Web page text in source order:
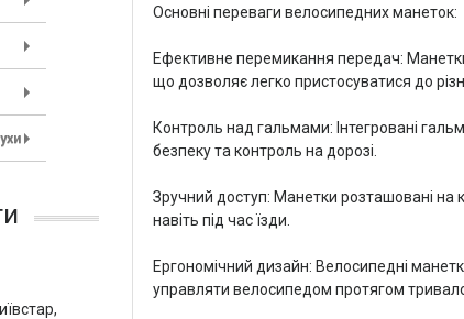
Основні переваги велосипедних манеток:
Ефективне перемикання передач:
що дозволяє легко пристосуватися до
Контроль над гальмами: Інтегровані
безпеку та контроль на дорозі.
Зручний доступ: Манетки розташовані на
навіть під час їзди.
Ергономічний дизайн: Велосипедні
управляти велосипедом протягом